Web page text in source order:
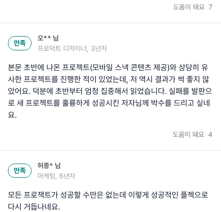
도움이 돼요 7
만족
오** 님
프로덕트 디자이너, 3년차
본문 초반에 나온 프로젝트(모바일 스낵 콘텐츠 제공)와 상당히 유
사한 프로젝트를 진행한 적이 있었는데, 저 역시 결과가 썩 좋지 않
았어요. 덕분에 초반부터 엄청 집중해서 읽었습니다. 실패를 발판으
로 새 프로젝트를 훌륭하게 성공시킨 저자님께 박수를 드리고 싶네
요.
도움이 돼요 4
만족
허종* 님
마케팅, 6년차
모든 프로잭트가 성공할 수만은 없는데 이렇게 성공적인 플젝으로
다시 거듭나네요.